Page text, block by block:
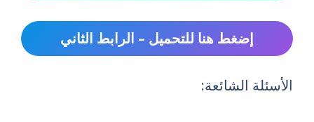
إضغط هنا للتحميل – الرابط الثاني
الأسئلة الشائعة: